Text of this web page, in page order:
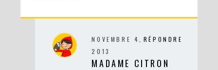
RÉPONDRE
NOVEMBRE 4,
2013
MADAME CITRON